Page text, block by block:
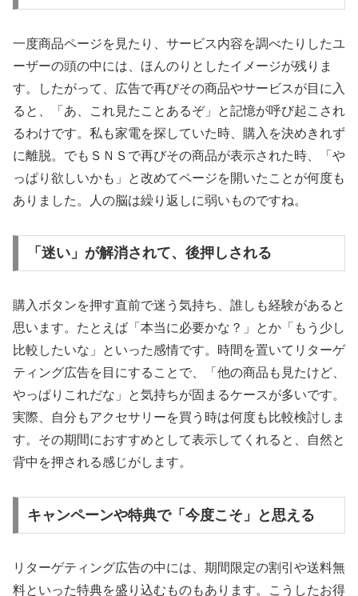
一度商品ページを見たり、サービス内容を調べたりしたユ
ーザーの頭の中には、ほんのりとしたイメージが残りま
す。したがって、広告で再びその商品やサービスが目に入
ると、「あ、これ見たことあるぞ」と記憶が呼び起こされ
るわけです。私も家電を探していた時、購入を決めきれず
に離脱。でもＳＮＳで再びその商品が表示された時、「や
っぱり欲しいかも」と改めてページを開いたことが何度も
ありました。人の脳は繰り返しに弱いものですね。
「迷い」が解消されて、後押しされる
購入ボタンを押す直前で迷う気持ち、誰しも経験があると
思います。たとえば「本当に必要かな？」とか「もう少し
比較したいな」といった感情です。時間を置いてリターゲ
ティング広告を目にすることで、「他の商品も見たけど、
やっぱりこれだな」と気持ちが固まるケースが多いです。
実際、自分もアクセサリーを買う時は何度も比較検討しま
す。その期間におすすめとして表示してくれると、自然と
背中を押される感じがします。
キャンペーンや特典で「今度こそ」と思える
リターゲティング広告の中には、期間限定の割引や送料無
料といった特典を盛り込むものもあります。こうしたお得